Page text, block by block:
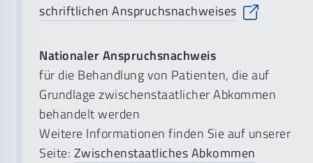
schriftlichen Anspruchsnachweises
Nationaler Anspruchsnachweis
für die Behandlung von Patienten, die auf
Grundlage zwischenstaatlicher Abkommen
behandelt werden
Weitere Informationen finden Sie auf unserer
Seite: Zwischenstaatliches Abkommen